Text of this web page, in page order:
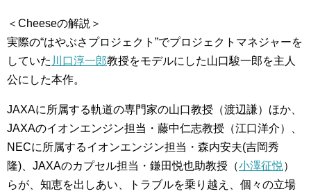
＜Cheeseの解説＞
実際の“はやぶさプロジェクト”でプロジェクトマネジャーを
していた 川口淳一郎教授をモデルにした山口駿一郎を主人
公にした本作。
JAXAに所属する軌道の専門家の山口教授（渡辺謙）ほか、
JAXAのイオンエンジン担当・藤中仁志教授（江口洋介）、
NECに所属するイオンエンジン担当・森内安夫(吉岡秀
隆)、JAXAのカプセル担当・鎌田悦也助教授（小澤征悦）
らが、知恵を出しあい、トラブルを乗り越え、個々の立場